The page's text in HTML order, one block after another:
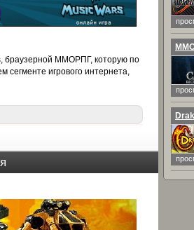
браузерной ММОРПГ, которую по
сегменте игрового интернета,